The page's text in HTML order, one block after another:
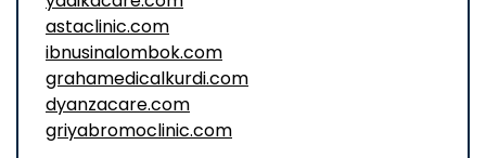
astaclinic.com
ibnusinalombok.com
grahamedicalkurdi.com
dyanzacare.com
griyabromoclinic.com